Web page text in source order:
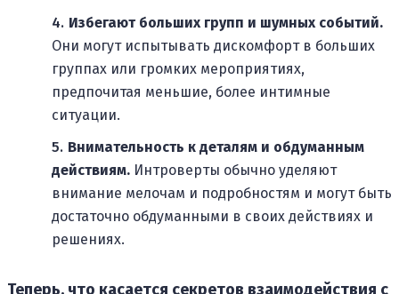
Избегают больших групп и шумных событий.
Они могут испытывать дискомфорт в больших
группах или громких мероприятиях,
предпочитая меньшие, более интимные
ситуации.
Внимательность к деталям и обдуманным
действиям. Интроверты обычно уделяют
внимание мелочам и подробностям и могут быть
достаточно обдуманными в своих действиях и
решениях.
Теперь, что касается секретов взаимодействия с